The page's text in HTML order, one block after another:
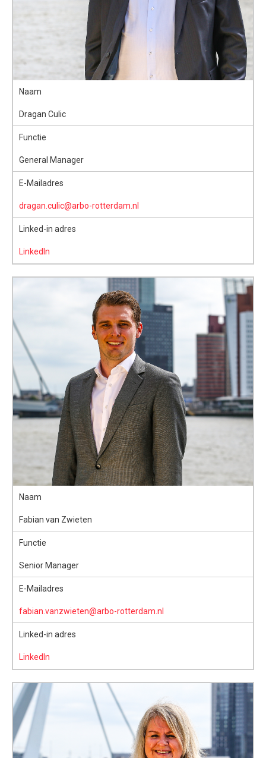
Naam
Dragan Culic
Functie
General Manager
E-Mailadres
dragan.culic@arbo-rotterdam.nl
Linked-in adres
LinkedIn
Naam
Fabian van Zwieten
Functie
Senior Manager
E-Mailadres
fabian.vanzwieten@arbo-rotterdam.nl
Linked-in adres
LinkedIn